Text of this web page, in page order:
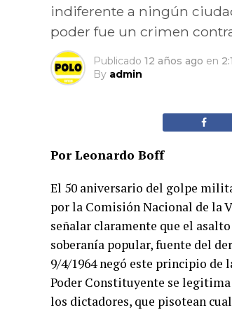
indiferente a ningún
poder fue un crimen
Publicado 12 años ago en
By admin
Por Leonardo Boff
El 50 aniversario del golpe
por la Comisión Nacional de la
señalar claramente que el
soberanía popular, fuente del
9/4/1964 negó este principio de
Poder Constituyente se
los dictadores, que pisotean